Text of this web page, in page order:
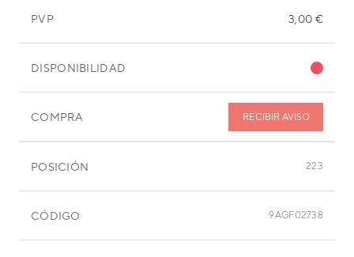
PVP 3,00 €
DISPONIBILIDAD
COMPRA RECIBIR AVISO
POSICIÓN 223
CÓDIGO 9AGF02738